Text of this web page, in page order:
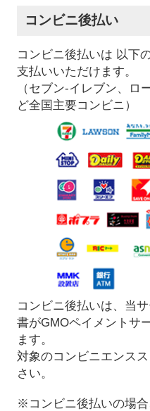
コンビニ後払い
コンビニ後払いは 以下
支払いいただけます。
（セブン-イレブン、ロ
ど全国主要コンビニ）
コンビニ後払いは、当
書がGMOペイメントサ
ます。
対象のコンビニエンス
さい。
※コンビニ後払いの場